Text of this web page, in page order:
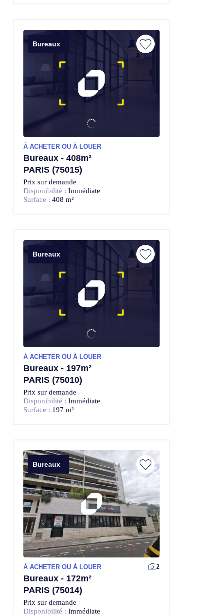
Bureaux
À ACHETER OU À LOUER
Bureaux - 408m²
PARIS (75015)
Prix sur demande
Disponibilité : Immédiate
Surface : 408 m²
Bureaux
À ACHETER OU À LOUER
Bureaux - 197m²
PARIS (75010)
Prix sur demande
Disponibilité : Immédiate
Surface : 197 m²
Bureaux
À ACHETER OU À LOUER 2
Bureaux - 172m²
PARIS (75014)
Prix sur demande
Disponibilité : Immédiate